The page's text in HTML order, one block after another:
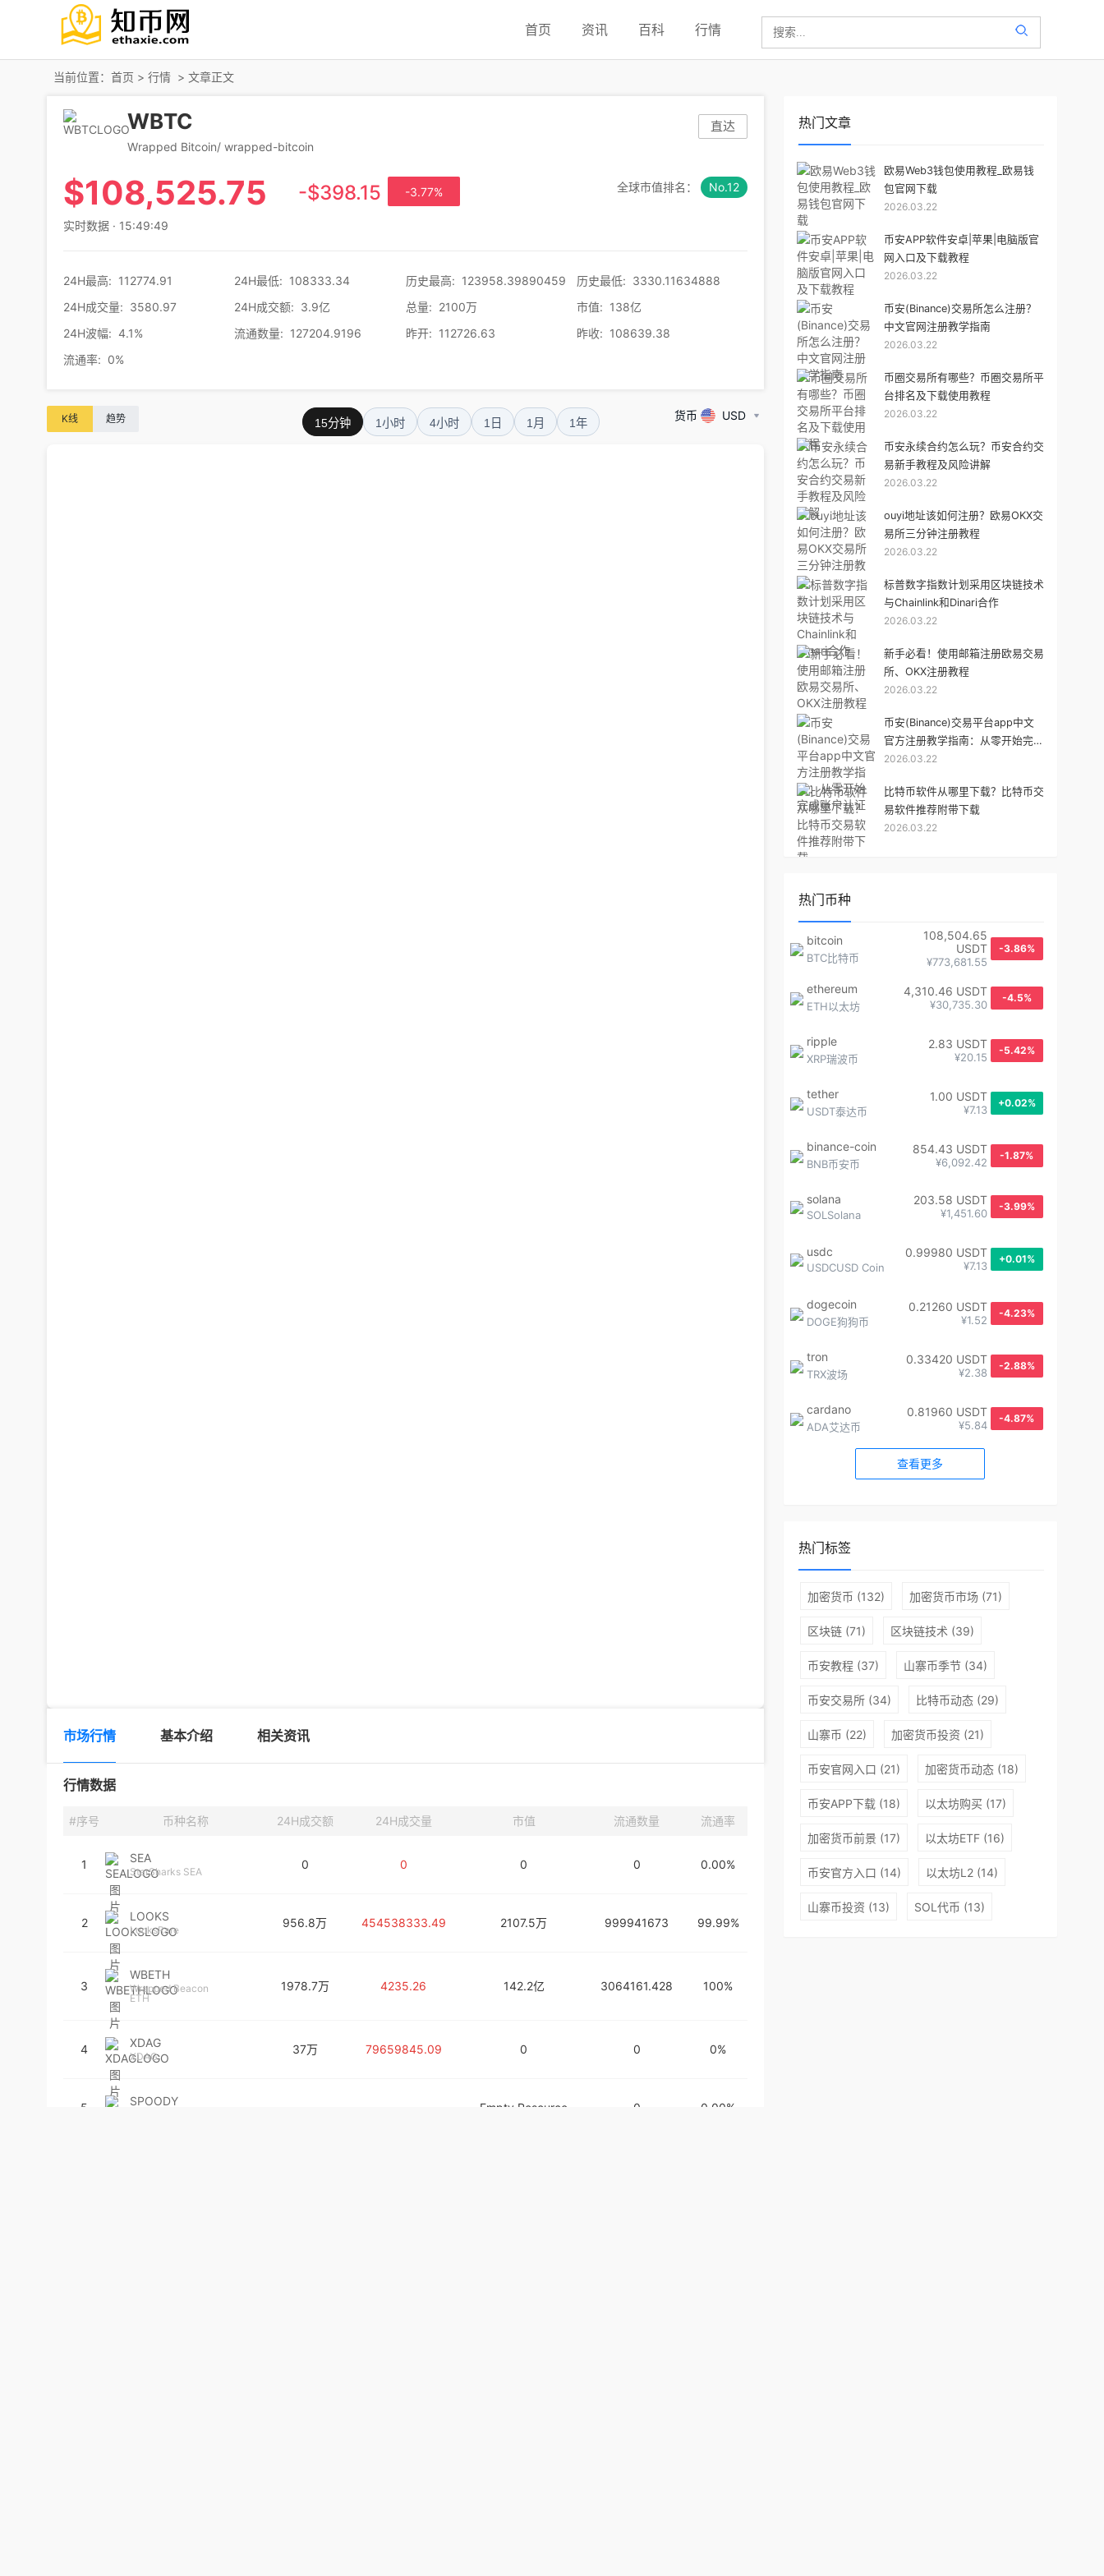
首页 资讯 百科 行情
当前位置： 首页 > 行情 > 文章正文
WBTC
Wrapped Bitcoin/ wrapped-bitcoin
直达
$108,525.75 -$398.15 -3.77% 全球市值排名： No.12
实时数据 · 15:49:49
24H最高: 112774.91 24H最低: 108333.34 历史最高: 123958.39890459 历史最低: 3330.11634888
24H成交量: 3580.97 24H成交额: 3.9亿 总量: 2100万 市值: 138亿
24H波幅: 4.1% 流通数量: 127204.9196 昨开: 112726.63 昨收: 108639.38
流通率: 0%
K线 趋势 15分钟 1小时 4小时 1日 1月 1年
货币 USD
市场行情 基本介绍 相关资讯
行情数据
#序号 币种名称 24H成交额 24H成交量 市值 流通数量 流通率
1 SEA
StarSharks SEA
0 0 0 0 0.00%
2 LOOKS
LooksRare
956.8万 454538333.49 2107.5万 999941673 99.99%
3
WBETH
Wrapped Beacon
ETH
1978.7万 4235.26 142.2亿 3064161.428 100%
4 XDAG
XDAG
37万 79659845.09 0 0 0%
5 SPOODY Empty Resource 0 0.00%
币种介绍
WBTC（WrappedBitcoin）是一种和比特币挂钩的ERC20代
与比特币1:1挂钩，所有发行的WBTC都会得到比特币的支持
热门文章
欧易Web3钱包使用教程_欧易钱
包官网下载
2026.03.22
币安APP软件安卓|苹果|电脑版官
网入口及下载教程
2026.03.22
币安(Binance)交易所怎么注册？
中文官网注册教学指南
2026.03.22
币圈交易所有哪些？币圈交易所平
台排名及下载使用教程
2026.03.22
币安永续合约怎么玩？币安合约交
易新手教程及风险讲解
2026.03.22
ouyi地址该如何注册？欧易OKX交
易所三分钟注册教程
2026.03.22
标普数字指数计划采用区块链技术
与Chainlink和Dinari合作
2026.03.22
新手必看！使用邮箱注册欧易交易
所、OKX注册教程
2026.03.22
币安(Binance)交易平台app中文
官方注册教学指南：从零开始完成
账户认证
2026.03.22
比特币软件从哪里下载？比特币交
易软件推荐附带下载
2026.03.22
热门币种
bitcoin
BTC比特币
108,504.65
USDT
¥773,681.55
-3.86%
ethereum
ETH以太坊
4,310.46 USDT
¥30,735.30
-4.5%
ripple
XRP瑞波币
2.83 USDT
¥20.15
-5.42%
tether
USDT泰达币
1.00 USDT
¥7.13
+0.02%
binance-coin
BNB币安币
854.43 USDT
¥6,092.42
-1.87%
solana
SOLSolana
203.58 USDT
¥1,451.60
-3.99%
usdc
USDCUSD Coin
0.99980 USDT
¥7.13
+0.01%
dogecoin
DOGE狗狗币
0.21260 USDT
¥1.52
-4.23%
tron
TRX波场
0.33420 USDT
¥2.38
-2.88%
cardano
ADA艾达币
0.81960 USDT
¥5.84
-4.87%
查看更多
热门标签
加密货币 (132) 加密货币市场 (71)
区块链(71) 区块链技术 (39)
币安教程(37) 山寨币季节(34)
币安交易所(34) 比特币动态(29)
山寨币 (22) 加密货币投资 (21)
币安官网入口 (21) 加密货币动态(18)
币安APP下载(18) 以太坊购买 (17)
加密货币前景 (17) 以太坊ETF(16)
币安官方入口 (14) 以太坊L2(14)
山寨币投资 (13) SOL代币 (13)